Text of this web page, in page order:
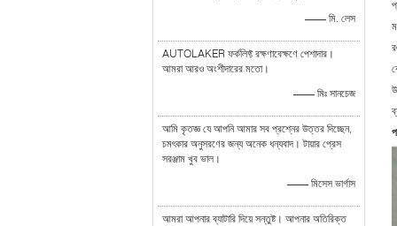
—— মি. লেস
AUTOLAKER ফর্কলিফ্ট রক্ষণাবেক্ষণে পেশাদার।
আমরা আরও অংশীদারের মতো।
—— মিঃ সানচেজ
আমি কৃতজ্ঞ যে আপনি আমার সব প্রশ্নের উত্তর দিচ্ছেন,
চমৎকার অনুসরণের জন্য অনেক ধন্যবাদ। টায়ার প্রেস
সরঞ্জাম খুব ভাল।
—— মিসেস ভার্গাস
আমরা আপনার ব্যাটারি দিয়ে সন্তুষ্ট। আপনার অতিরিক্ত